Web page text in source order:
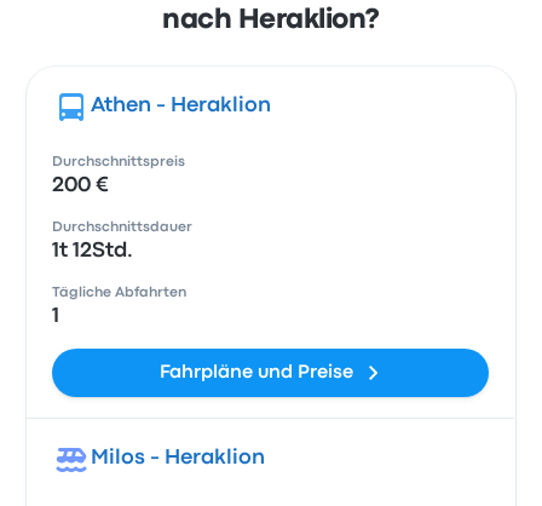
nach Heraklion?
Athen - Heraklion
Durchschnittspreis
200 €
Durchschnittsdauer
1t 12Std.
Tägliche Abfahrten
1
Fahrpläne und Preise
Milos - Heraklion